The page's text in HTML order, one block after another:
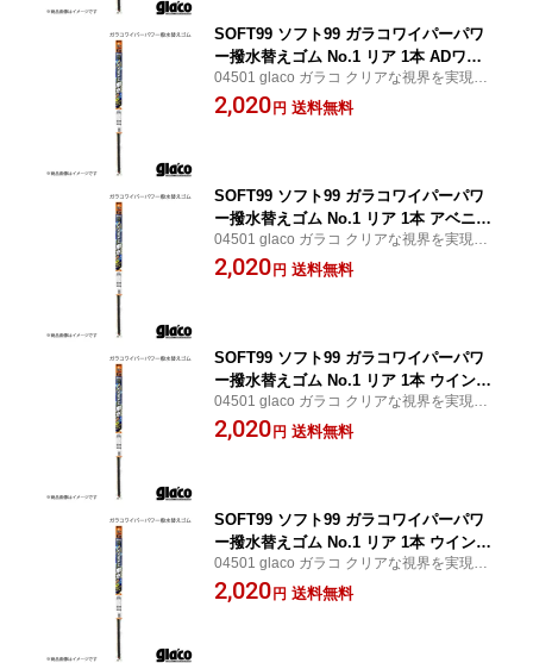
SOFT99 ソフト99 ガラコワイパーパワ
ー撥水替えゴム No.1 リア 1本 ADワゴ
ン/ADバン/AD MAXバン/AD MAXワゴン
Y10X 品番:04501 JAN:4975759045014
04501 glaco ガラコ クリアな視界を実現す
るガラコワイパー ワイパーを作動させるだ
けで簡単にフロントガラス面に撥水効果を
2,020 円 送料無料
SOFT99 ソフト99 ガラコワイパーパワ
ー撥水替えゴム No.1 リア 1本 アベニー
ル PNW10/SW10/W10/VEW10/VENW1
0/VSW10 品番:04501 JAN:49757590450
04501 glaco ガラコ クリアな視界を実現す
るガラコワイパー ワイパーを作動させるだ
けで簡単にフロントガラス面に撥水効果を
2,020 円 送料無料
SOFT99 ソフト99 ガラコワイパーパワ
ー撥水替えゴム No.1 リア 1本 ウイング
ロード WFY11/WHNY11/WHY11/WPY11
品番:04501 JAN:4975759045014
04501 glaco ガラコ クリアな視界を実現す
るガラコワイパー ワイパーを作動させるだ
けで簡単にフロントガラス面に撥水効果を
2,020 円 送料無料
SOFT99 ソフト99 ガラコワイパーパワ
ー撥水替えゴム No.1 リア 1本 ウイング
ロード WFY11/WHNY11/WRY11 品番:04
501 JAN:4975759045014
04501 glaco ガラコ クリアな視界を実現す
るガラコワイパー ワイパーを作動させるだ
けで簡単にフロントガラス面に撥水効果を
2,020 円 送料無料